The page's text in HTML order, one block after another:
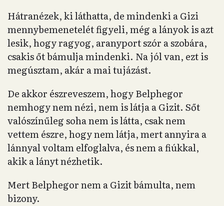
Hátranézek, ki láthatta, de mindenki a Gizi
mennybemenetelét figyeli, még a lányok is azt
lesik, hogy ragyog, aranyport szór a szobára,
csakis őt bámulja mindenki. Na jól van, ezt is
megúsztam, akár a mai tujázást.
De akkor észreveszem, hogy Belphegor
nemhogy nem nézi, nem is látja a Gizit. Sőt
valószínűleg soha nem is látta, csak nem
vettem észre, hogy nem látja, mert annyira a
lánnyal voltam elfoglalva, és nem a fiúkkal,
akik a lányt nézhetik.
Mert Belphegor nem a Gizit bámulta, nem
bizony.